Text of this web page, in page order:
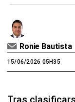
Ronie Bautista
15/06/2026 05H35